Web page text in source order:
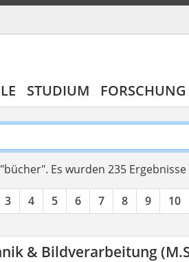
STUDIUM FORSCHUNG
Es wurden 235
3 4 5 6 7 8 9 10
& Bildverarbeitung